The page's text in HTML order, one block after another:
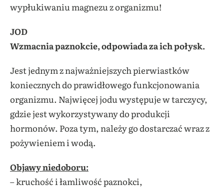
wypłukiwaniu magnezu z organizmu!
JOD
Wzmacnia paznokcie, odpowiada za ich połysk.
Jest jednym z najważniejszych pierwiastków
koniecznych do prawidłowego funkcjonowania
organizmu. Najwięcej jodu występuje w tarczycy,
gdzie jest wykorzystywany do produkcji
hormonów. Poza tym, należy go dostarczać wraz z
pożywieniem i wodą.
Objawy niedoboru:
– kruchość i łamliwość paznokci,